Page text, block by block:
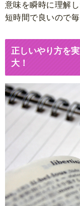
意味を瞬時に理解
短時間で良いので
正しいやり方を
大！